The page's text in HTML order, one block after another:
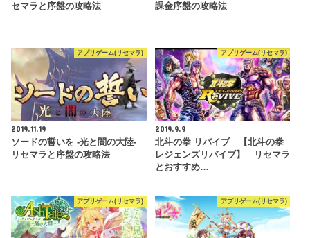
セマラと序盤の攻略法
課金序盤の攻略法
アプリゲーム(リセマラ)
2019.11.19
ソードの誓いを -光と闇の大陸-
リセマラと序盤の攻略法
アプリゲーム(リセマラ)
2019.9.9
北斗の拳 リバイブ 【北斗の拳
レジェンズリバイブ】 リセマラ
とおすすめ…
アプリゲーム(リセマラ) アプリゲーム(リセマラ)